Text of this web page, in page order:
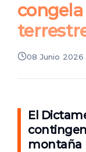
08 Junio 2026
El
montaña